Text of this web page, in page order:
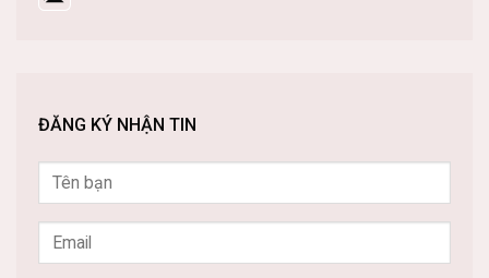
ĐĂNG KÝ NHẬN TIN